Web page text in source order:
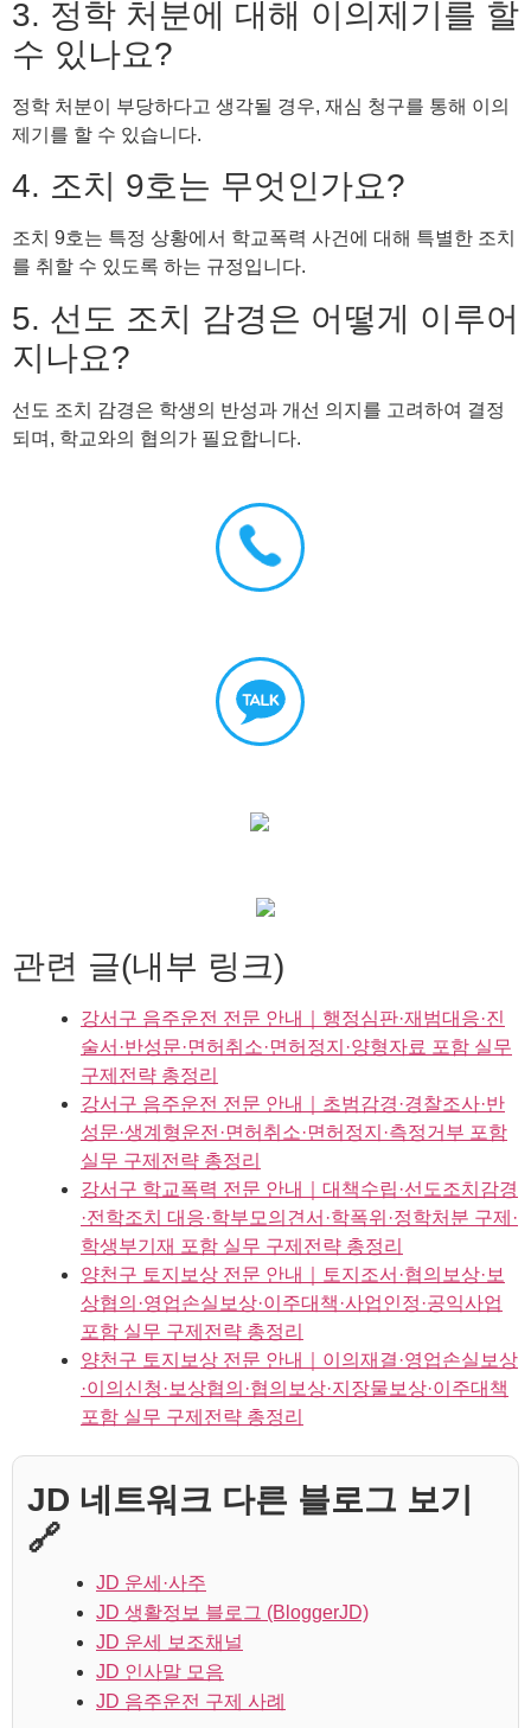
3. 정학 처분에 대해 이의제기를 할
수 있나요?
정학 처분이 부당하다고 생각될 경우, 재심 청구를 통해 이의
제기를 할 수 있습니다.
4. 조치 9호는 무엇인가요?
조치 9호는 특정 상황에서 학교폭력 사건에 대해 특별한 조치
를 취할 수 있도록 하는 규정입니다.
5. 선도 조치 감경은 어떻게 이루어
지나요?
선도 조치 감경은 학생의 반성과 개선 의지를 고려하여 결정
되며, 학교와의 협의가 필요합니다.
관련 글(내부 링크)
강서구 음주운전 전문 안내｜행정심판·재범대응·진
술서·반성문·면허취소·면허정지·양형자료 포함 실무
구제전략 총정리
강서구 음주운전 전문 안내｜초범감경·경찰조사·반
성문·생계형운전·면허취소·면허정지·측정거부 포함
실무 구제전략 총정리
강서구 학교폭력 전문 안내｜대책수립·선도조치감경
·전학조치 대응·학부모의견서·학폭위·정학처분 구제·
학생부기재 포함 실무 구제전략 총정리
양천구 토지보상 전문 안내｜토지조서·협의보상·보
상협의·영업손실보상·이주대책·사업인정·공익사업
포함 실무 구제전략 총정리
양천구 토지보상 전문 안내｜이의재결·영업손실보상
·이의신청·보상협의·협의보상·지장물보상·이주대책
포함 실무 구제전략 총정리
JD 네트워크 다른 블로그 보기
🔗
JD 운세·사주
JD 생활정보 블로그 (BloggerJD)
JD 운세 보조채널
JD 인사말 모음
JD 음주운전 구제 사례